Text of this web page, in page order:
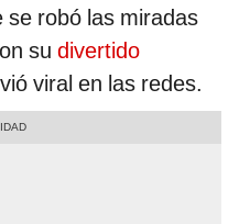
robó las miradas
su divertido
viral en las redes.